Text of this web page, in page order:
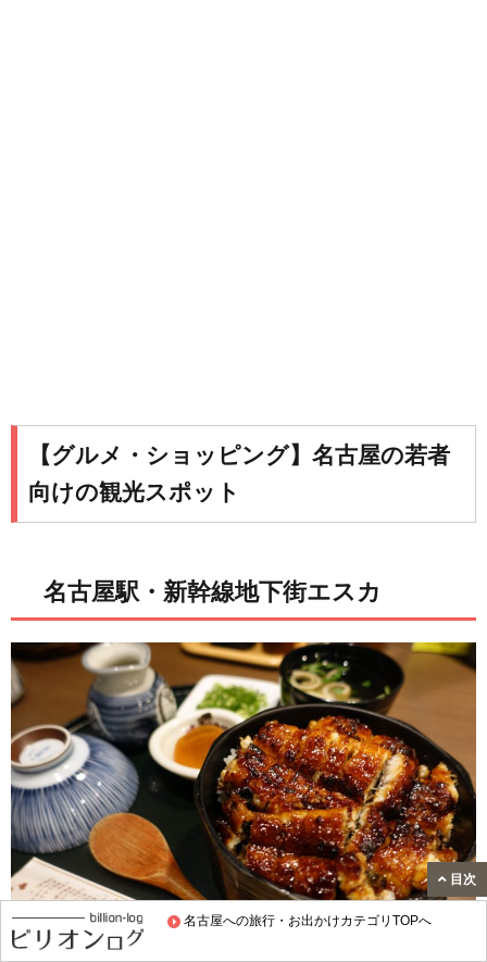
名古屋への旅行・お出かけカテゴリTOPへ
【グルメ・ショッピング】名古屋の若者
向けの観光スポット
名古屋駅・新幹線地下街エスカ
目次